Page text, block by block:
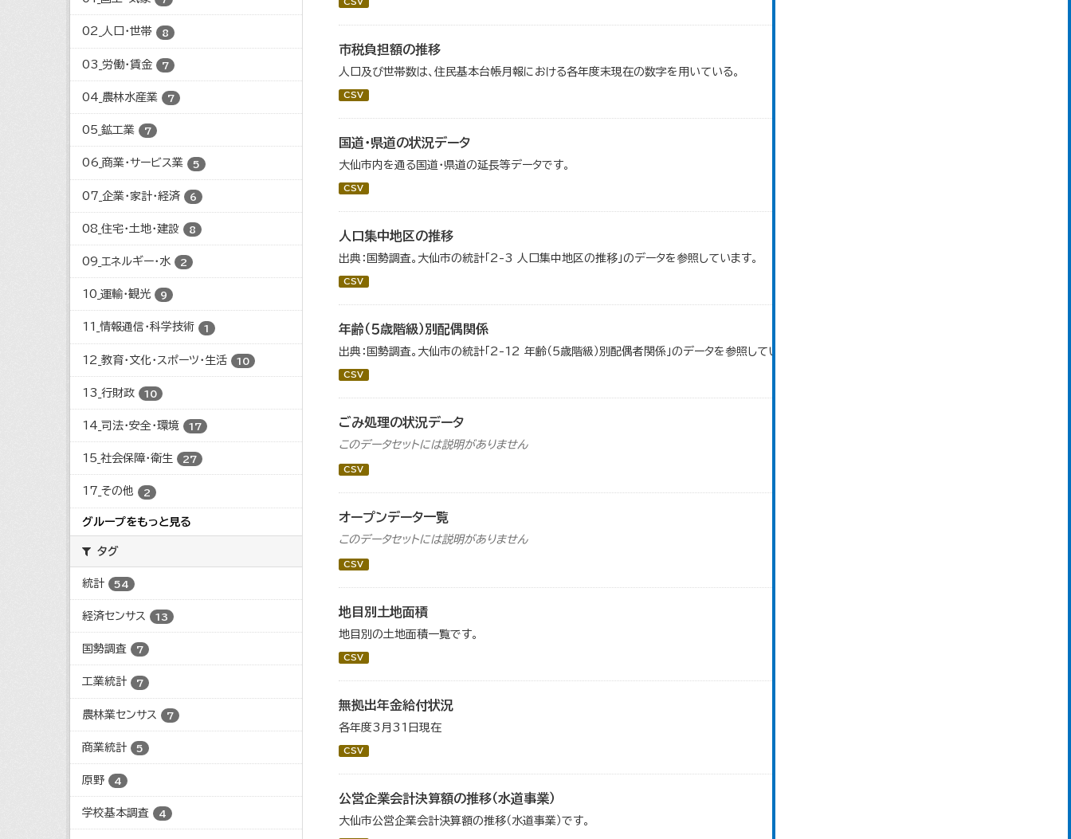
02_人口・世帯 8
03_労働・賃金 7
04_農林水産業 7
05_鉱工業 7
06_商業・サービス業 5
07_企業・家計・経済 6
08_住宅・土地・建設 8
09_エネルギー・水 2
10_運輸・観光 9
11_情報通信・科学技術 1
12_教育・文化・スポーツ・生活 10
13_行財政 10
14_司法・安全・環境 17
15_社会保障・衛生 27
17_その他 2
グループをもっと見る
タグ
統計 54
経済センサス 13
国勢調査 7
工業統計 7
農林業センサス 7
商業統計 5
原野 4
学校基本調査 4
CSV
市税負担額の推移
人口及び世帯数は、住民基本台帳月報における各年度末現在の数字を用いている。
CSV
国道・県道の状況データ
大仙市内を通る国道・県道の延長等データです。
CSV
人口集中地区の推移
出典：国勢調査。大仙市の統計「2-3 人口集中地区の推移」のデータを参照しています。
CSV
年齢（５歳階級）別配偶関係
出典：国勢調査。大仙市の統計「2-12 年齢（5歳階級）別配偶者関係」のデータを参照しています。
CSV
ごみ処理の状況データ
このデータセットには説明がありません
CSV
オープンデータ一覧
このデータセットには説明がありません
CSV
地目別土地面積
地目別の土地面積一覧です。
CSV
無拠出年金給付状況
各年度3月31日現在
CSV
公営企業会計決算額の推移（水道事業）
大仙市公営企業会計決算額の推移（水道事業）です。